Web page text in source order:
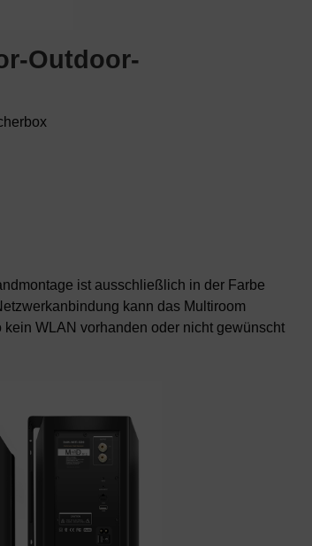
Outdoor-
ist ausschließlich in der Farbe
kann das Multiroom
WLAN vorhanden oder nicht gewünscht